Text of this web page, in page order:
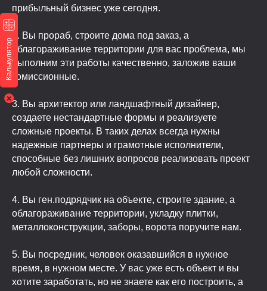
прибыльный бизнес уже сегодня.
2. Вы прораб, строите дома под заказ, а
облагораживание территории для вас проблема, мы
выполним эти работы качественно, заложив ваши
комиссионные.
3. Вы архитектор или ландшафтный дизайнер,
создаете нестандартные формы и реализуете
сложные проекты. В таких делах всегда нужны
надежные партнеры и грамотные исполнители,
способные без лишних вопросов реализовать проект
любой сложности.
4. Вы ген.подрядчик на объекте, строите здание, а
облагораживание территории, укладку плитки,
металлоконструкции, заборы, ворота поручите нам.
5. Вы посредник, человек оказавшийся в нужное
время, в нужном месте. У вас уже есть объект и вы
хотите заработать, но не знаете как его построить, а
Калькулятор